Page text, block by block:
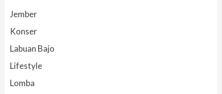
Jember
Konser
Labuan Bajo
Lifestyle
Lomba